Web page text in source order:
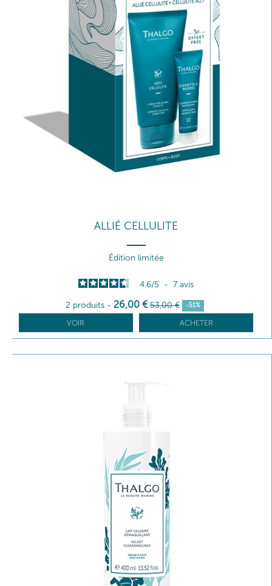
ALLIÉ CELLULITE
Édition limitée
4.6/5 - 7 avis
2 produits - 26,00 € 53,00 € -51%
VOIR ACHETER